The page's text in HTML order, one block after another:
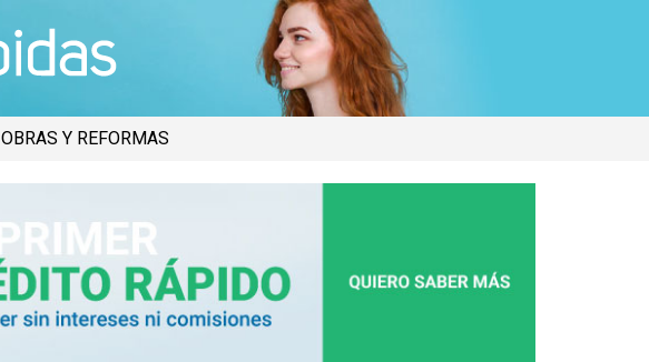
OBRAS Y REFORMAS